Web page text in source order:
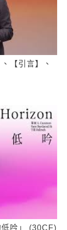
【引言】、
吟」 (30CF)